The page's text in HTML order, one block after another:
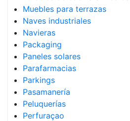
Muebles para terrazas
Naves industriales
Navieras
Packaging
Paneles solares
Parafarmacias
Parkings
Pasamanería
Peluquerías
Perfuraçao